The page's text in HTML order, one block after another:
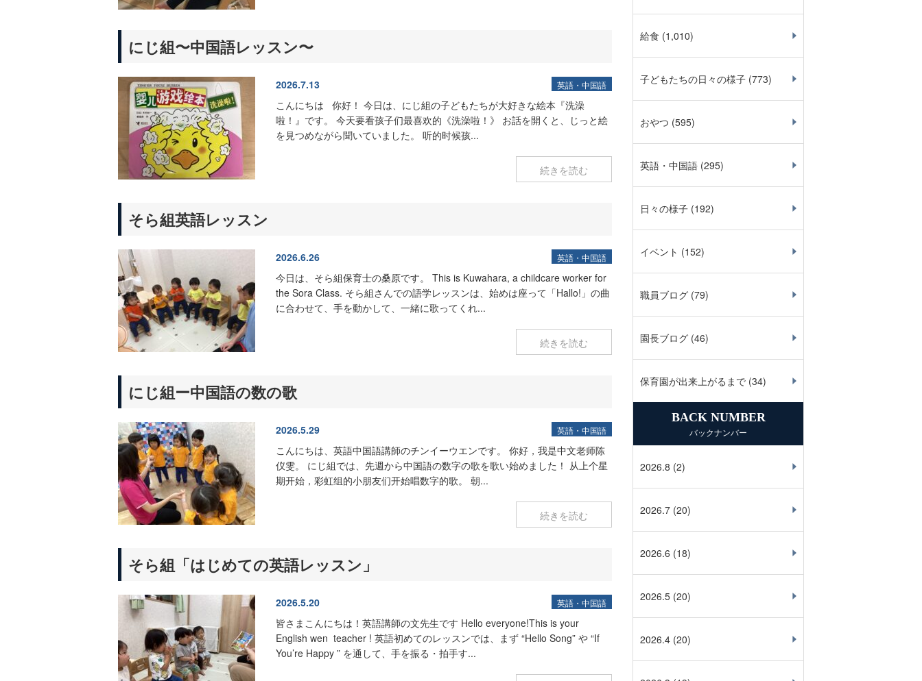
にじ組〜中国語レッスン〜
2026.7.13 英語・中国語
こんにちは 你好！ 今日は、にじ組の子どもたちが大好きな絵本『洗澡
啦！』です。 今天要看孩子们最喜欢的《洗澡啦！》 お話を開くと、じっと絵
を見つめながら聞いていました。 听的时候孩...
続きを読む
そら組英語レッスン
2026.6.26 英語・中国語
今日は、そら組保育士の桑原です。 This is Kuwahara, a childcare worker for
the Sora Class. そら組さんでの語学レッスンは、始めは座って「Hallo!」の曲
に合わせて、手を動かして、一緒に歌ってくれ...
続きを読む
にじ組ー中国語の数の歌
2026.5.29 英語・中国語
こんにちは、英語中国語講師のチンイーウエンです。 你好，我是中文老师陈
仪雯。 にじ組では、先週から中国語の数字の歌を歌い始めました！ 从上个星
期开始，彩虹组的小朋友们开始唱数字的歌。 朝...
続きを読む
そら組「はじめての英語レッスン 」
2026.5.20 英語・中国語
皆さまこんにちは！英語講師の文先生です Hello everyone!This is your
English wen teacher ! 英語初めてのレッスンでは、まず “Hello Song” や “If
You’re Happy ” を通して、手を振る・拍手す...
給食 (1,010)
子どもたちの日々の様子 (773)
おやつ (595)
英語・中国語 (295)
日々の様子 (192)
イベント (152)
職員ブログ (79)
園長ブログ (46)
保育園が出来上がるまで (34)
BACK NUMBER
バックナンバー
2026.8 (2)
2026.7 (20)
2026.6 (18)
2026.5 (20)
2026.4 (20)